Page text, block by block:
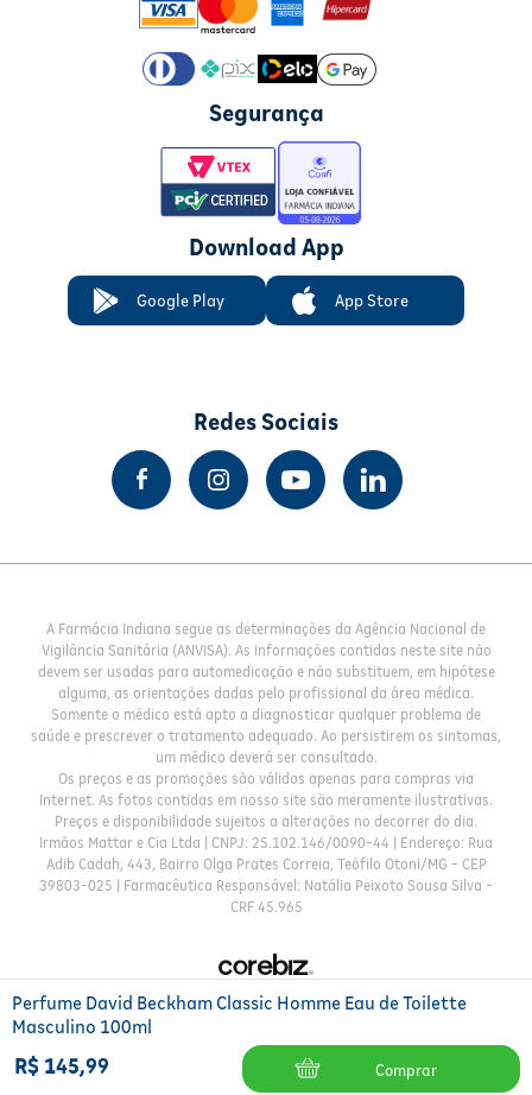
Perfume David Beckham Classic Homme Eau de Toilette
Masculino 100ml
R$ 145,99 Comprar
Segurança
Download App
Google Play App Store
Redes Sociais
A Farmácia Indiana segue as determinações da Agência Nacional de
Vigilância Sanitária (ANVISA). As informações contidas neste site não
devem ser usadas para automedicação e não substituem, em hipótese
alguma, as orientações dadas pelo profissional da área médica.
Somente o médico está apto a diagnosticar qualquer problema de
saúde e prescrever o tratamento adequado. Ao persistirem os sintomas,
um médico deverá ser consultado.
Os preços e as promoções são válidos apenas para compras via
Internet. As fotos contidas em nosso site são meramente ilustrativas.
Preços e disponibilidade sujeitos a alterações no decorrer do dia.
Irmãos Mattar e Cia Ltda | CNPJ: 25.102.146/0090-44 | Endereço: Rua
Adib Cadah, 443, Bairro Olga Prates Correia, Teófilo Otoni/MG - CEP
39803-025 | Farmacêutica Responsável: Natália Peixoto Sousa Silva -
CRF 45.965